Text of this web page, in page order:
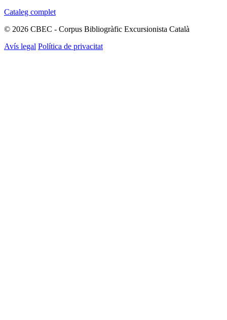
Cataleg complet
© 2026 CBEC - Corpus Bibliogràfic Excursionista Català
Avís legal Política de privacitat